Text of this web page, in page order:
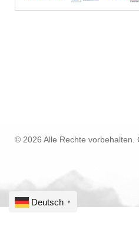
© 2026 Alle Rechte vorbehalten.
Deutsch ▼